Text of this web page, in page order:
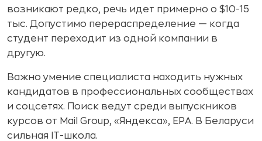
возникают редко, речь идет примерно о $10-15
тыс. Допустимо перераспределение — когда
студент переходит из одной компании в
другую.
Важно умение специалиста находить нужных
кандидатов в профессиональных сообществах
и соцсетях. Поиск ведут среди выпускников
курсов от Mail Group, «Яндекса», EPA. В Беларуси
сильная IT-школа.